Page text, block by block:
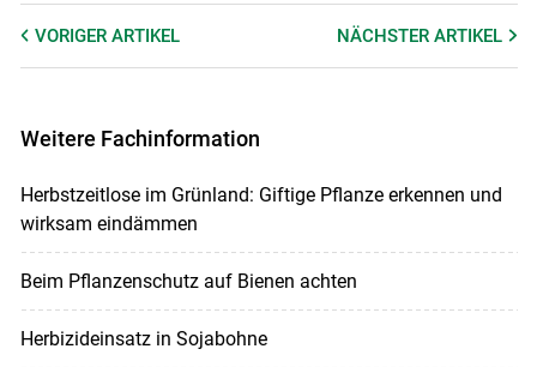
VORIGER ARTIKEL NÄCHSTERARTIKEL
Weitere Fachinformation
Herbstzeitlose im Grünland: Giftige Pflanze erkennen und
wirksam eindämmen
Beim Pflanzenschutz auf Bienen achten
Herbizideinsatz in Sojabohne